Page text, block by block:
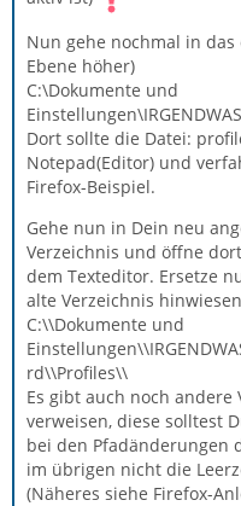
Nun gehe nochmal in
Ebene höher)
C:\Dokumente und
Dort sollte die Datei:
Notepad(Editor) und
Firefox-Beispiel.
Gehe nun in Dein neu
Verzeichnis und öffne
dem Texteditor. Ersetze
alte Verzeichnis
C:\\Dokumente und
rd\\Profiles\\
Es gibt auch noch andere
verweisen, diese solltest
bei den Pfadänderungen
im übrigen nicht die
(Näheres siehe Firefox-